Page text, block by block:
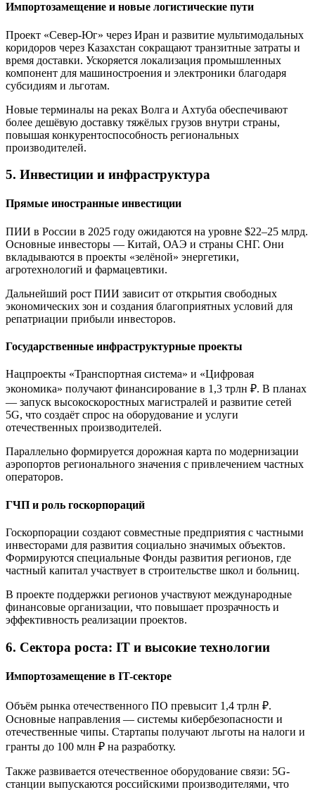
Импортозамещение и новые логистические пути
Проект «Север-Юг» через Иран и развитие мультимодальных
коридоров через Казахстан сокращают транзитные затраты и
время доставки. Ускоряется локализация промышленных
компонент для машиностроения и электроники благодаря
субсидиям и льготам.
Новые терминалы на реках Волга и Ахтуба обеспечивают
более дешёвую доставку тяжёлых грузов внутри страны,
повышая конкурентоспособность региональных
производителей.
5. Инвестиции и инфраструктура
Прямые иностранные инвестиции
ПИИ в России в 2025 году ожидаются на уровне $22–25 млрд.
Основные инвесторы — Китай, ОАЭ и страны СНГ. Они
вкладываются в проекты «зелёной» энергетики,
агротехнологий и фармацевтики.
Дальнейший рост ПИИ зависит от открытия свободных
экономических зон и создания благоприятных условий для
репатриации прибыли инвесторов.
Государственные инфраструктурные проекты
Нацпроекты «Транспортная система» и «Цифровая
экономика» получают финансирование в 1,3 трлн ₽. В планах
— запуск высокоскоростных магистралей и развитие сетей
5G, что создаёт спрос на оборудование и услуги
отечественных производителей.
Параллельно формируется дорожная карта по модернизации
аэропортов регионального значения с привлечением частных
операторов.
ГЧП и роль госкорпораций
Госкорпорации создают совместные предприятия с частными
инвесторами для развития социально значимых объектов.
Формируются специальные Фонды развития регионов, где
частный капитал участвует в строительстве школ и больниц.
В проекте поддержки регионов участвуют международные
финансовые организации, что повышает прозрачность и
эффективность реализации проектов.
6. Сектора роста: IT и высокие технологии
Импортозамещение в IT-секторе
Объём рынка отечественного ПО превысит 1,4 трлн ₽.
Основные направления — системы кибербезопасности и
отечественные чипы. Стартапы получают льготы на налоги и
гранты до 100 млн ₽ на разработку.
Также развивается отечественное оборудование связи: 5G-
станции выпускаются российскими производителями, что